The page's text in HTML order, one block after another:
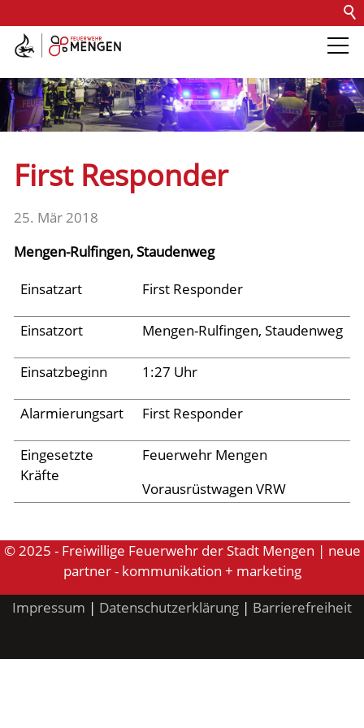
Kontakt Impressum
Barrierefreiheit
Die Feuerwehr
Fachdienste
Fahrzeuge
Einsätze
Archiv 2025
Archiv 2024
Archiv 2023
Archiv 2022
Archiv 2021
Archiv 2018
Archiv 2017
Archiv 2016
First Responder
25. Mär 2018
Mengen-Rulfingen, Staudenweg
Einsatzart
First Responder
Einsatzort Mengen-Rulfingen, Staudenweg
Einsatzbeginn 1:27 Uhr
Alarmierungsart First Responder
Eingesetzte
Kräfte
Feuerwehr Mengen
Vorausrüstwagen VRW
© 2025 - Freiwillige Feuerwehr der Stadt Mengen | neue
partner - kommunikation + marketing
Impressum | Datenschutzerklärung | Barrierefreiheit